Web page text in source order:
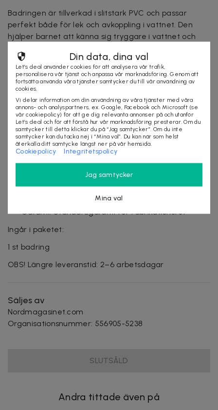
Badringen är tillverkad i slitstark PVC och passar
perfekt både för lek och avkoppling i vattnet. Den
hjälper barnet att känna sig tryggare i vattnet och
och uppblåsbara konstruktionen är den enkel att ta
med på semester och utflykter.
Specifikationer:
Material: PVC-plast
Färg: Röd, grön
Mått Diameter (D): 80 cm
Vikt med förpackning: 0,21 kg
Max belastning: 60 kg
Användning: Badring för pool, strand och
CE-märkning: Ja
Ursprungsland: Polen
Garanti: Standardgaranti för fabrikationsfel
Ingår i paketet:
1 st badring
OBS! Längre leveranstid: 2–6 arbetsdagar
Säljes av
Nordmagasinet.com
Organisationsnummer: 556905-5238
SLUTSÅLD
Andra tittade även på
Din data, dina val
Let’s deal använder cookies för att analysera vår trafik,
personalisera vår tjänst och anpassa vår marknadsföring. Genom att
fortsätta använda våra tjänster samtycker du till vår användning av
cookies.
Vi delar information om din användning av våra tjänster med våra
annons- och analyspartners, ex. Google, Facebook och Microsoft (se
vår cookiepolicy) för att ge dig relevanta annonser på och utanför
Let’s deal och för att förstå hur vår marknadsföring presterar. Om du
samtycker till detta klickar du på “Jag samtycker”. Om du inte
samtycker kan du tacka nej i “Mina val”. Du kan när som helst
återkalla ditt samtycke längst ner på vår hemsida.
Cookiepolicy Integritetspolicy
Jag samtycker
Mina val